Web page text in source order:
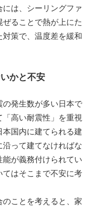
は、シーリングファ
ることで熱が上にた
策で、温度差を緩和
かと不安
発生数が多い日本で
高い耐震性」を重視
国内に建てられる建
って建てなければな
が義務付けられてい
はそこまで不安に考
ことを考えると、家